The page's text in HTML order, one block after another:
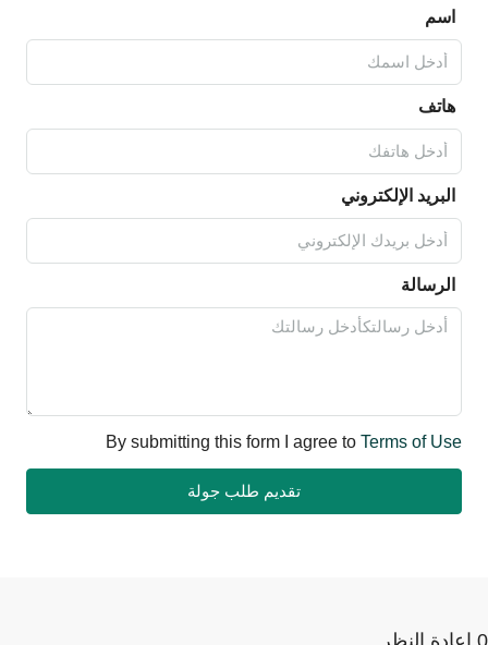
اسم
هاتف
البريد الإلكتروني
الرسالة
By submitting this form I agree toTerms of Use
تقديم طلب جولة